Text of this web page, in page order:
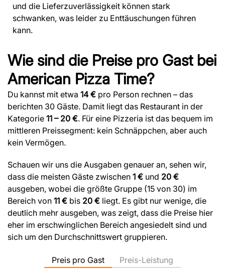
und die Lieferzuverlässigkeit können stark
schwanken, was leider zu Enttäuschungen führen
kann.
Wie sind die Preise pro Gast bei
American Pizza Time?
Du kannst mit etwa 14 € pro Person rechnen – das
berichten 30 Gäste. Damit liegt das Restaurant in der
Kategorie 11 – 20 €. Für eine Pizzeria ist das bequem im
mittleren Preissegment: kein Schnäppchen, aber auch
kein Vermögen.
Schauen wir uns die Ausgaben genauer an, sehen wir,
dass die meisten Gäste zwischen 1 € und 20 €
ausgeben, wobei die größte Gruppe (15 von 30) im
Bereich von 11 € bis 20 € liegt. Es gibt nur wenige, die
deutlich mehr ausgeben, was zeigt, dass die Preise hier
eher im erschwinglichen Bereich angesiedelt sind und
sich um den Durchschnittswert gruppieren.
Preis pro Gast Preis-Leistung